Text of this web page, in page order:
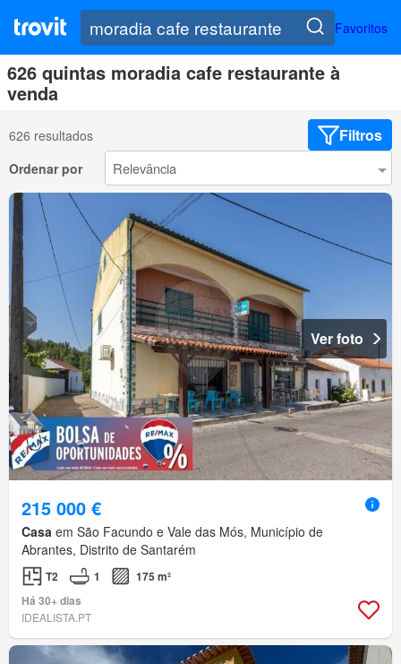
Favoritos
626 quintas moradia cafe restaurante à
venda
626 resultados Filtros
Ordenar por
Ver foto
215 000 €
Casa em São Facundo e Vale das Mós, Município de
Abrantes, Distrito de Santarém
T2 1
175 m²
Há 30+ dias
IDEALISTA.PT